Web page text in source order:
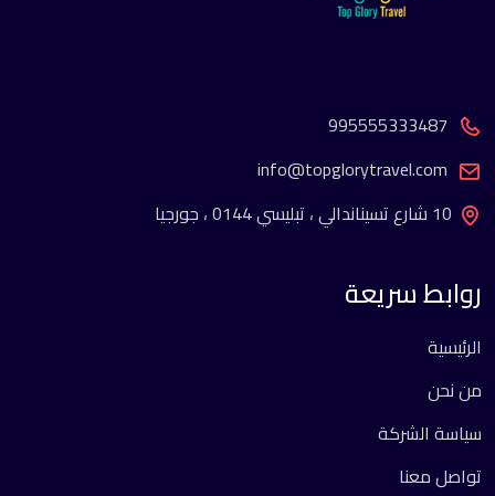
995555333487
info@topglorytravel.com
10 شارع تسيناندالي ، تبليسي 0144 ، جورجيا
روابط سريعة
الرئيسية
من نحن
سياسة الشركة
تواصل معنا